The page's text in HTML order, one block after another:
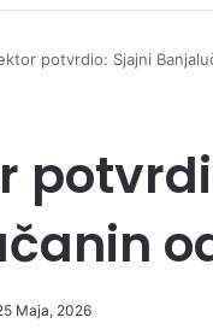
potvrdio: Sjajni
Maja, 2026